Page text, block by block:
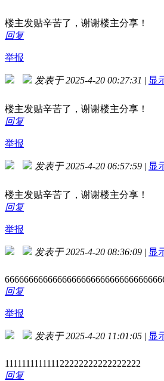
楼主发贴辛苦了，谢谢楼主分享！
回复
举报
发表于 2025-4-20 00:27:31 | 显
楼主发贴辛苦了，谢谢楼主分享！
回复
举报
发表于 2025-4-20 06:57:59 | 显
楼主发贴辛苦了，谢谢楼主分享！
回复
举报
发表于 2025-4-20 08:36:09 | 显
回复
举报
发表于 2025-4-20 11:01:05 | 显
111111111111122222222222222222
回复